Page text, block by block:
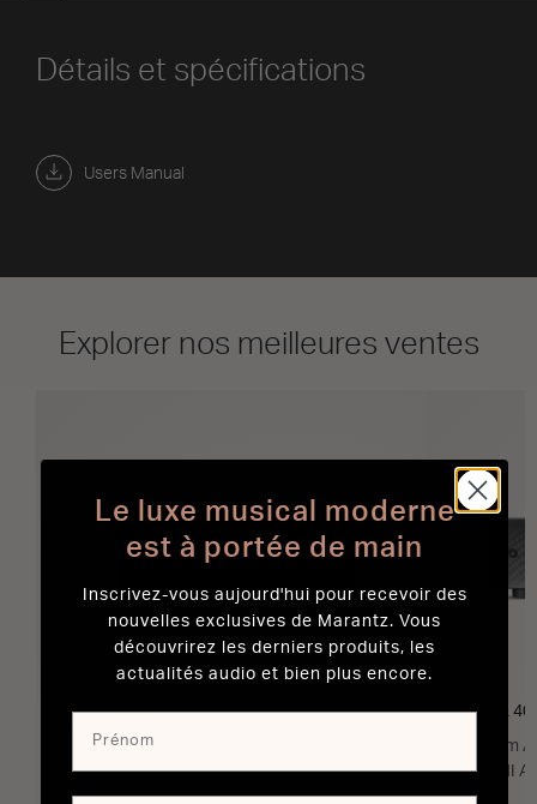
Détails et spécifications
Users Manual
Explorer nos meilleures ventes
Amplificateur de streaming sans fil Powered by
MODEL
Premium
W, HDMI
Le luxe musical moderne
est à portée de main
Inscrivez-vous aujourd'hui pour recevoir des
nouvelles exclusives de Marantz. Vous
découvrirez les derniers produits, les
actualités audio et bien plus encore.